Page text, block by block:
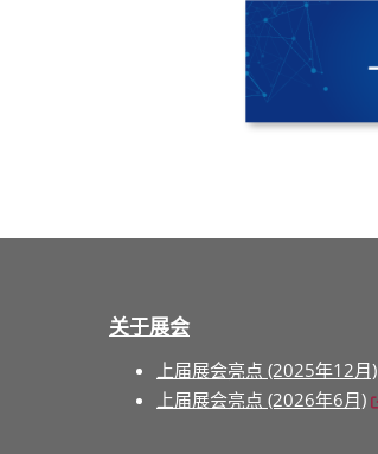
关于展会
上届展会亮点 (2025年12月)
上届展会亮点 (2026年6月)